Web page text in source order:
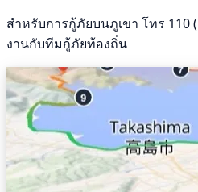
สำหรับการกู้ภัยบนภูเขา โทร 110
งานกับทีมกู้ภัยท้องถิ่น